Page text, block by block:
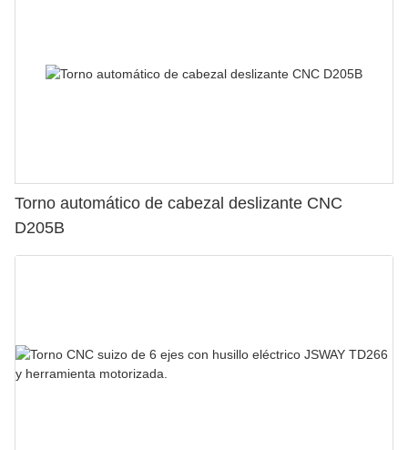
Torno automático de cabezal deslizante CNC
D205B